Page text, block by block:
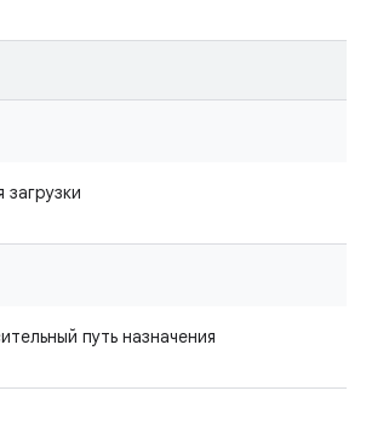
путь назначения